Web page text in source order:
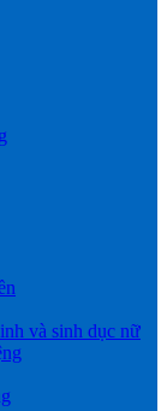
và sinh dục nữ